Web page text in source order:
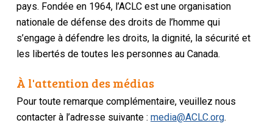
pays. Fondée en 1964, l’ACLC est une organisation
nationale de défense des droits de l’homme qui
s’engage à défendre les droits, la dignité, la sécurité et
les libertés de toutes les personnes au Canada.
À l'attention des médias
Pour toute remarque complémentaire, veuillez nous
contacter à l’adresse suivante :media@ACLC.org.